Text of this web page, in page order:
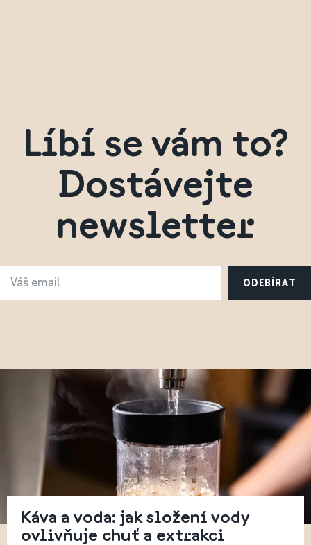
Líbí se vám to?
Dostávejte
newsletter
ODEBÍRAT
Káva a voda: jak složení vody
ovlivňuje chuť a extrakci